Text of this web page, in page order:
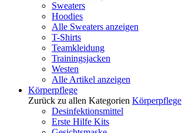
Sweaters
Hoodies
Alle Sweaters anzeigen
T-Shirts
Teamkleidung
Trainingsjacken
Westen
Alle Artikel anzeigen
Körperpflege
Zurück zu allen Kategorien Körperpflege
Desinfektionsmittel
Erste Hilfe Kits